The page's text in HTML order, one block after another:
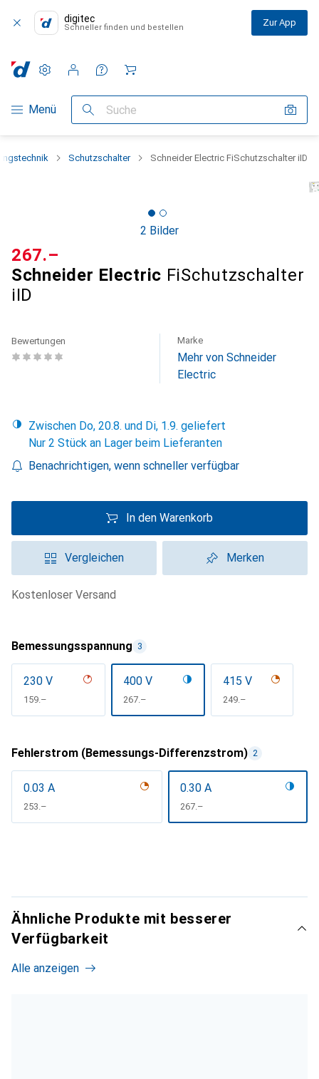
digitec
Schneller finden und bestellen Zur App
Navigation nach Kategorien
Menü Suche
Einstellungen
Kundenkonto
Vergleichslisten
Merklisten
Warenkorb
Schutzschalter Schneider Electric FiSchutzschalter iID
2 Bilder
Schneider Electric FiSchutzschalter
iID
CHF
267.–
Bewertungen Marke
Mehr von Schneider
Electric
Zwischen Do, 20.8. und Di, 1.9. geliefert
Nur 2 Stück an Lager beim Lieferanten
Benachrichtigen, wenn schneller verfügbar
In den Warenkorb
Vergleichen Merken
kostenloser Versand
Bemessungsspannung 3
230 V
CHF
159.–
400 V
CHF
267.–
415 V
CHF
249.–
Fehlerstrom (Bemessungs-Differenzstrom) 2
0.03 A
CHF
253.–
0.30 A
CHF
267.–
Ähnliche Produkte mit besserer
Verfügbarkeit
Alle anzeigen